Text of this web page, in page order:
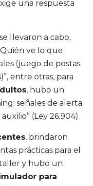
una respuesta
llevaron a cabo,
ve lo que
(juego de postas
entre otras, para
, hubo un
señales de alerta
(Ley 26.904).
, brindaron
prácticas para el
y hubo un
para